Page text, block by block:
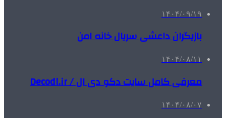
۱۴۰۴/۰۹/۱۹
بازیگران داعشی سریال خانه امن
۱۴۰۴/۰۸/۱۱
معرفی کامل سایت دکو دی ال / Decodl.ir
۱۴۰۴/۰۸/۰۷